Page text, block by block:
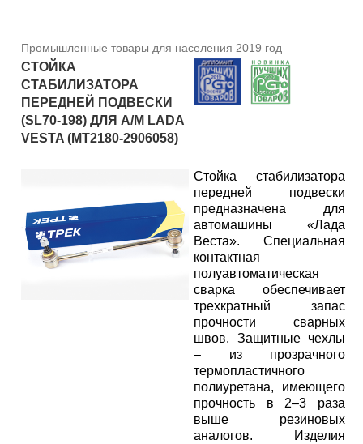
Промышленные товары для населения 2019 год
СТОЙКА
СТАБИЛИЗАТОРА
ПЕРЕДНЕЙ ПОДВЕСКИ
(SL70-198) ДЛЯ А/М LADA
VESTA (МТ2180-2906058)
Стойка стабилизатора
передней подвески
предназначена для
автомашины «Лада
Веста». Специальная
контактная
полуавтоматическая
сварка обеспечивает
трехкратный запас
прочности сварных
швов. Защитные чехлы
– из прозрачного
термопластичного
полиуретана, имеющего
прочность в 2–3 раза
выше резиновых
аналогов. Изделия